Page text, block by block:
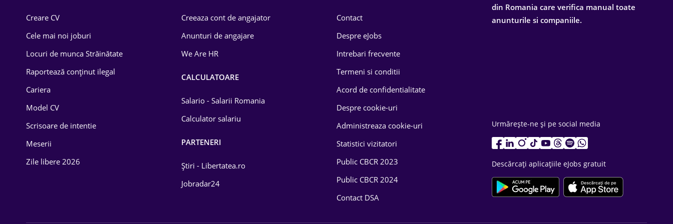
Drept
Educație / Training
Energetică
Farma
Creare CV
Cele mai noi joburi
Locuri de munca Străinătate
Raportează conținut ilegal
Cariera
Model CV
Scrisoare de intentie
Meserii
Zile libere 2026
Creeaza cont de angajator
Anunturi de angajare
We Are HR
CALCULATOARE
Salario - Salarii Romania
Calculator salariu
PARTENERI
Știri - Libertatea.ro
Jobradar24
Contact
Despre eJobs
Intrebari frecvente
Termeni si conditii
Acord de confidentialitate
Despre cookie-uri
Administreaza cookie-uri
Statistici vizitatori
Public CBCR 2023
Public CBCR 2024
Contact DSA
din Romania care verifica manual toate
anunturile si companiile.
Urmărește-ne și pe social media
Descărcați aplicațiile eJobs gratuit